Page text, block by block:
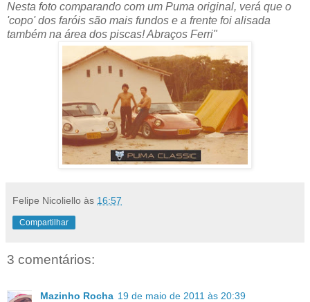
Nesta foto comparando com um Puma original, verá que o
'copo' dos faróis são mais fundos e a frente foi alisada
também na área dos piscas! Abraços Ferri"
Felipe Nicoliello às 16:57
Compartilhar
3 comentários:
Mazinho Rocha 19 de maio de 2011 às 20:39